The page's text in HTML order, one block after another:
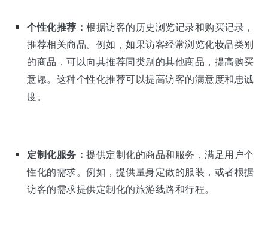
个性化推荐： 根据访客的历史浏览记录和购买记录，
推荐相关商品。例如，如果访客经常浏览化妆品类别
的商品，可以向其推荐同类别的其他商品，提高购买
意愿。这种个性化推荐可以提高访客的满意度和忠诚
度。
定制化服务： 提供定制化的商品和服务，满足用户个
性化的需求。例如，提供量身定做的服装，或者根据
访客的需求提供定制化的旅游线路和行程。